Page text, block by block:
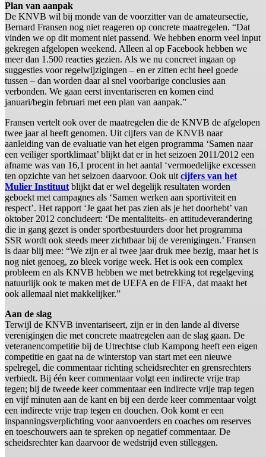
Plan van aanpak
De KNVB wil bij monde van de voorzitter van de amateursectie,
Bernard Fransen nog niet reageren op concrete maatregelen. “Dat
vinden we op dit moment niet passend. We hebben enorm veel input
gekregen afgelopen weekend. Alleen al op Facebook hebben we
meer dan 1.500 reacties gezien. Als we nu concreet ingaan op
suggesties voor regelwijzigingen – en er zitten echt heel goede
tussen – dan worden daar al snel voorbarige conclusies aan
verbonden. We gaan eerst inventariseren en komen eind
januari/begin februari met een plan van aanpak.”
Fransen vertelt ook over de maatregelen die de KNVB de afgelopen
twee jaar al heeft genomen. Uit cijfers van de KNVB naar
aanleiding van de evaluatie van het eigen programma ‘Samen naar
een veiliger sportklimaat’ blijkt dat er in het seizoen 2011/2012 een
afname was van 16,1 procent in het aantal ‘vermoedelijke excessen
ten opzichte van het seizoen daarvoor. Ook uitcijfers van het
Mulier Instituutblijkt dat er wel degelijk resultaten worden
geboekt met campagnes als ‘Samen werken aan sportiviteit en
respect’. Het rapport ‘Je gaat het pas zien als je het doorhebt’ van
oktober 2012 concludeert: ‘De mentaliteits- en attitudeverandering
die in gang gezet is onder sportbestuurders door het programma
SSR wordt ook steeds meer zichtbaar bij de verenigingen.’ Fransen
is daar blij mee: “We zijn er al twee jaar druk mee bezig, maar het is
nog niet genoeg, zo bleek vorige week. Het is ook een complex
probleem en als KNVB hebben we met betrekking tot regelgeving
natuurlijk ook te maken met de UEFA en de FIFA, dat maakt het
ook allemaal niet makkelijker.”
Aan de slag
Terwijl de KNVB inventariseert, zijn er in den lande al diverse
verenigingen die met concrete maatregelen aan de slag gaan. De
veteranencompetitie bij de Utrechtse club Kampong heeft een eigen
competitie en gaat na de winterstop van start met een nieuwe
spelregel, die commentaar richting scheidsrechter en grensrechters
verbiedt. Bij één keer commentaar volgt een indirecte vrije trap
tegen; bij de tweede keer commentaar een indirecte vrije trap tegen
en vijf minuten aan de kant en bij een derde keer commentaar volgt
een indirecte vrije trap tegen en douchen. Ook komt er een
inspanningsverplichting voor aanvoerders en coaches om reserves
en toeschouwers aan te spreken op negatief commentaar. De
scheidsrechter kan daarvoor de wedstrijd even stilleggen.